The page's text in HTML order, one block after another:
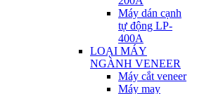
Máy dán cạnh
tự động LP-
400A
LOẠI MÁY
NGÀNH VENEER
Máy cắt veneer
Máy may